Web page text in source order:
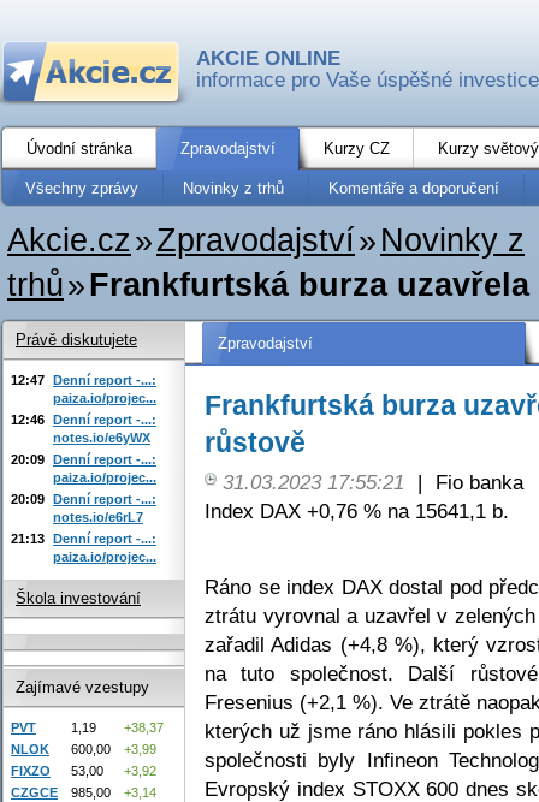
AKCIE ONLINE
informace pro Vaše úspěšné investice
Úvodní stránka Zpravodajství Kurzy CZ Kurzy
Všechny zprávy Novinky z trhů Komentáře a doporučení
Akcie.cz»Zpravodajství» Novinky z
trhů»Frankfurtská burza
Zpravodajství
Frankfurtská burza
růstově
31.03.2023 17:55:21 |
Fio banka
Index DAX +0,76 % na 15641,1 b.
Ráno se index DAX dostal pod
ztrátu vyrovnal a uzavřel v
zařadil Adidas (+4,8 %), který
na tuto společnost. Další
Fresenius (+2,1 %). Ve ztrátě
kterých už jsme ráno hlásili pokles
společnosti byly Infineon
Evropský index STOXX 600 dnes
Právě diskutujete
12:47 Denní report -...:
paiza.io/projec...
12:46 Denní report -...:
notes.io/e6yWX
20:09 Denní report -...:
paiza.io/projec...
20:09 Denní report -...:
notes.io/e6rL7
21:13 Denní report -...:
paiza.io/projec...
Škola investování
Zajímavé vzestupy
PVT 1,19
+38,37
NLOK
600,00
+3,99
FIXZO
53,00
+3,92
CZGCE
985,00
+3,14